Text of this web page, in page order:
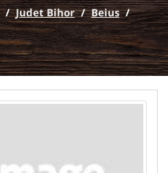
/ Judet Bihor / Beius /